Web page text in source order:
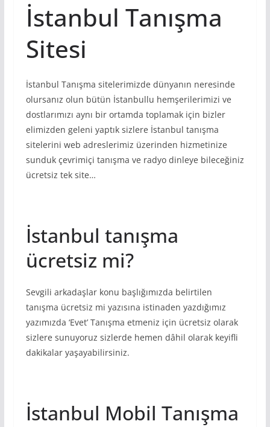
İstanbul Tanışma
Sitesi
İstanbul Tanışma sitelerimizde dünyanın neresinde
olursanız olun bütün İstanbullu hemşerilerimizi ve
dostlarımızı aynı bir ortamda toplamak için bizler
elimizden geleni yaptık sizlere İstanbul tanışma
sitelerini web adreslerimiz üzerinden hizmetinize
sunduk çevrimiçi tanışma ve radyo dinleye bileceğiniz
ücretsiz tek site…
İstanbul tanışma
ücretsiz mi?
Sevgili arkadaşlar konu başlığımızda belirtilen
tanışma ücretsiz mi yazısına istinaden yazdığımız
yazımızda ‘Evet’ Tanışma etmeniz için ücretsiz olarak
sizlere sunuyoruz sizlerde hemen dâhil olarak keyifli
dakikalar yaşayabilirsiniz.
İstanbul Mobil Tanışma